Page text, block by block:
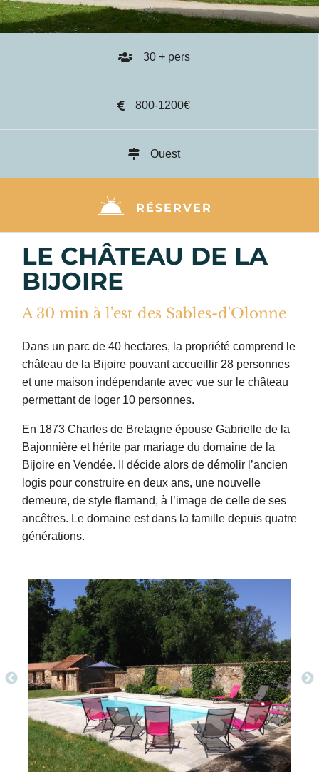
30 + pers
800-1200€
Ouest
RÉSERVER
LE CHÂTEAU DE LA
BIJOIRE
A 30 min à l'est des Sables-d'Olonne
Dans un parc de 40 hectares, la propriété comprend le
château de la Bijoire pouvant accueillir 28 personnes
et une maison indépendante avec vue sur le château
permettant de loger 10 personnes.
En 1873 Charles de Bretagne épouse Gabrielle de la
Bajonnière et hérite par mariage du domaine de la
Bijoire en Vendée. Il décide alors de démolir l’ancien
logis pour construire en deux ans, une nouvelle
demeure, de style flamand, à l’image de celle de ses
ancêtres. Le domaine est dans la famille depuis quatre
générations.